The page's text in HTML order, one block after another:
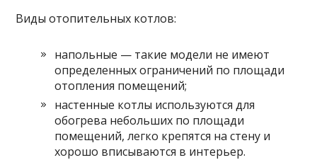
Виды отопительных котлов:
напольные — такие модели не имеют
определенных ограничений по площади
отопления помещений;
настенные котлы используются для
обогрева небольших по площади
помещений, легко крепятся на стену и
хорошо вписываются в интерьер.